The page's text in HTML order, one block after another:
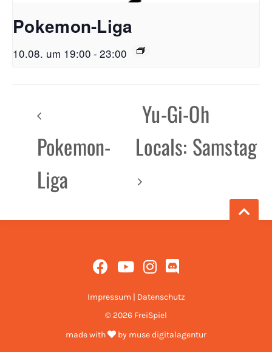
Pokemon-Liga
10.08. um 19:00 - 23:00
Pokemon-
Liga
Yu-Gi-Oh
Locals: Samstag
Impressum | Datenschutz
© 2026 FreiSpiel
made with
by muse digitalagentur